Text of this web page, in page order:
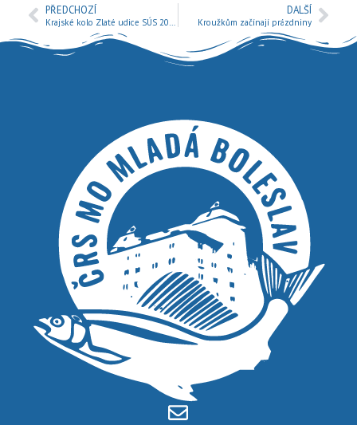
PŘEDCHOZÍ
Krajské kolo Zlaté udice SÚS 2019
DALŠÍ
Kroužkům začínají prázdniny